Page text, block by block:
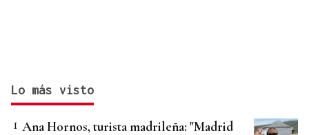
Lo más visto
Ana Hornos, turista madrileña: "Madrid